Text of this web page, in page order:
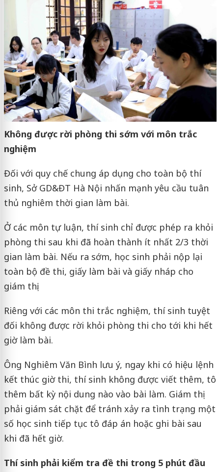
Không được rời phòng thi sớm với môn trắc
nghiệm
Đối với quy chế chung áp dụng cho toàn bộ thí
sinh, Sở GD&ĐT Hà Nội nhấn mạnh yêu cầu tuân
thủ nghiêm thời gian làm bài.
Ở các môn tự luận, thí sinh chỉ được phép ra khỏi
phòng thi sau khi đã hoàn thành ít nhất 2/3 thời
gian làm bài. Nếu ra sớm, học sinh phải nộp lại
toàn bộ đề thi, giấy làm bài và giấy nháp cho
giám thị.
Riêng với các môn thi trắc nghiệm, thí sinh tuyệt
đối không được rời khỏi phòng thi cho tới khi hết
giờ làm bài.
Ông Nghiêm Văn Bình lưu ý, ngay khi có hiệu lệnh
kết thúc giờ thi, thí sinh không được viết thêm, tô
thêm bất kỳ nội dung nào vào bài làm. Giám thị
phải giám sát chặt để tránh xảy ra tình trạng một
số học sinh tiếp tục tô đáp án hoặc ghi bài sau
khi đã hết giờ.
Thí sinh phải kiểm tra đề thi trong 5 phút đầu